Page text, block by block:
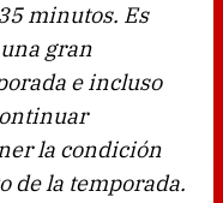
minutos. Es
gran
e incluso
la condición
de la temporada.